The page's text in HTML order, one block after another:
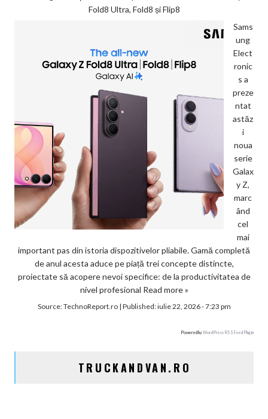
Fold8 Ultra, Fold8 și Flip8
Sams
ung
Elect
ronic
s a
preze
ntat
astăz
i
noua
serie
Galax
y Z,
marc
ând
cel
mai
important pas din istoria dispozitivelor pliabile. Gamă completă
de anul acesta aduce pe piață trei concepte distincte,
proiectate să acopere nevoi specifice: de la productivitatea de
nivel profesional Read more »
Source:TechnoReport.ro| Published:iulie 22, 2026 - 7:23 pm
Powered byWordPress RSS Feed Plugin
TRUCKANDVAN.RO